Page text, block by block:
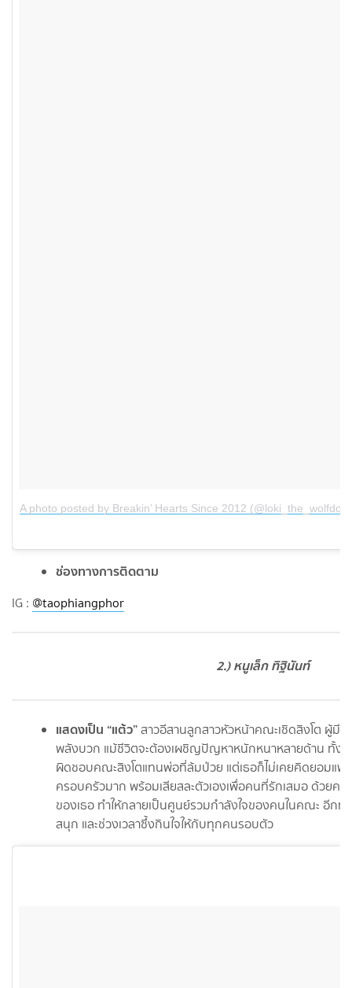
A photo posted by Breakin’ Hearts Since 2012 (@loki_the_wolfdog)
ช่องทางการติดตาม
IG : @taophiangphor
2.) หนูเล็ก ทิฐินันท์
แสดงเป็น “แต้ว”สาวอีสานลูกสาวหัวหน้าคณะเชิดสิงโต ผู้มีนิ
พลังบวก แม้ชีวิตจะต้องเผชิญปัญหาหนักหนาหลายด้าน ทั้งเ
ผิดชอบคณะสิงโตแทนพ่อที่ล้มป่วย แต่เธอก็ไม่เคยคิดยอมแพ้
ครอบครัวมาก พร้อมเสียสละตัวเองเพื่อคนที่รักเสมอ ด้วยคว
ของเธอ ทำให้กลายเป็นศูนย์รวมกำลังใจของคนในคณะ อีกทั้
สนุก และช่วงเวลาซึ้งกินใจให้กับทุกคนรอบตัว